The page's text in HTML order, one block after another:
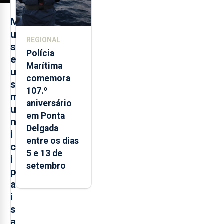
M
u
s
e
u
s
m
u
n
i
c
i
p
a
i
s
REGIONAL
Polícia
Marítima
comemora
107.º
aniversário
em Ponta
Delgada
entre os dias
5 e 13 de
setembro